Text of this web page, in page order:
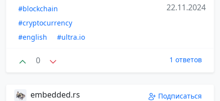
#blockchain
#cryptocurrency
#english
#ultra.io
22.11.2024
0 1 ответов
embedded.rs
Подписаться